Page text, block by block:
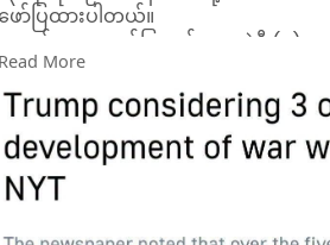
ော်ပြထားပါတယ်။
တင်းစာမှာ ဖော်ပြချက်အရ အဲဒီ (၃)
ြီး အရှိန်မြှင့်ဖို့၊ ပိတ်ဆို့အရေးယူမှုအသစ်
းပွားရေးအရ ဖိနှိပ်ဖို့နဲ့ အမေရိကန်က စ
ြီး ပဋိပက္ခကနေ ဆုတ်ခွာဖို့ဆိုတဲ့ အချက်
ြီးခဲ့တဲ့ ရက်သတ္တပတ်တွေအတွင်းက ဒုသမ္မ
ာကွယ်ရေးဝန်ကြီး ပီတီဟက်ဆက်၊ ပူးတွဲစ
ြီး ဒန်ကိန်း၊ ထရမ့်ရဲ့ သားမက် ဂျရတ်က
More